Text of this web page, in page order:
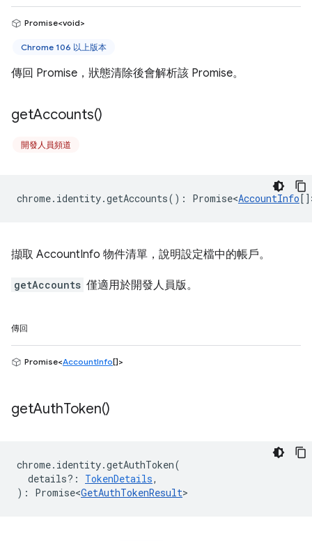
Promise<void>
Chrome 106 以上版本
傳回 Promise，狀態清除後會解析該 Promise。
getAccounts()
開發人員頻道
chrome. identity.getAccounts() : Promise<AccountInfo[]
擷取 AccountInfo 物件清單，說明設定檔中的帳戶。
getAccounts 僅適用於開發人員版。
傳回
Promise<AccountInfo[]>
getAuthToken()
chrome. identity.getAuthToken(
details? : TokenDetails,
) : Promise<GetAuthTokenResult>